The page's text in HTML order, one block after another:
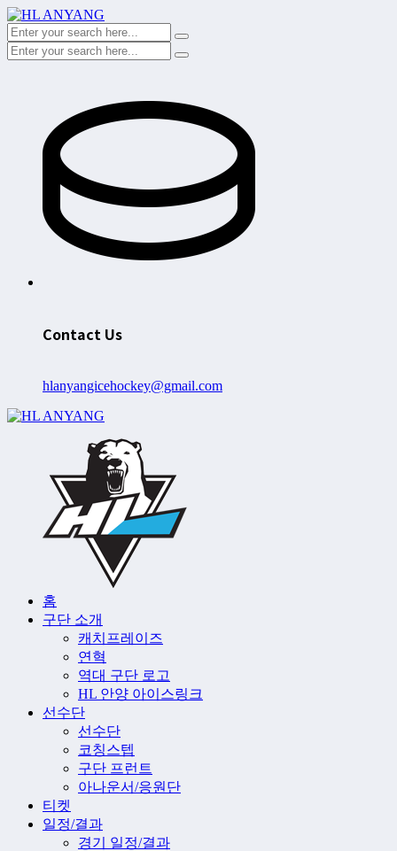
Contact Us
hlanyangicehockey@gmail.com
홈
구단 소개
캐치프레이즈
연혁
역대 구단 로고
HL 안양 아이스링크
선수단
선수단
코칭스텝
구단 프런트
아나운서/응원단
티켓
일정/결과
경기 일정/결과